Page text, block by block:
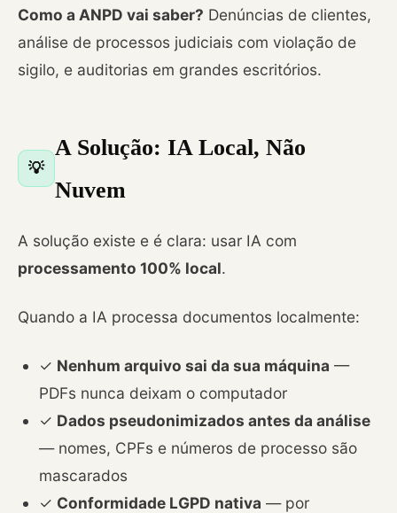
Como a ANPD vai saber? Denúncias de clientes,
análise de processos judiciais com violação de
sigilo, e auditorias em grandes escritórios.
💡
A Solução: IA Local, Não
Nuvem
A solução existe e é clara: usar IA com
processamento 100% local.
Quando a IA processa documentos localmente:
✓ Nenhum arquivo sai da sua máquina —
PDFs nunca deixam o computador
✓ Dados pseudonimizados antes da análise
— nomes, CPFs e números de processo são
mascarados
✓ Conformidade LGPD nativa — por